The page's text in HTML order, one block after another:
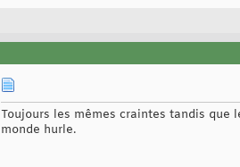
Toujours les mêmes craintes tandis que
monde hurle.